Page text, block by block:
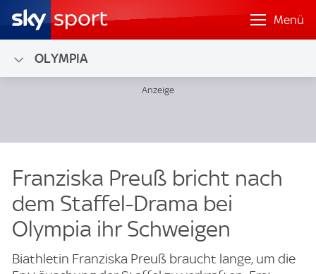
Menü
OLYMPIA
Franziska Preuß bricht nach
dem Staffel-Drama bei
Olympia ihr Schweigen
Biathletin Franziska Preuß braucht lange, um die